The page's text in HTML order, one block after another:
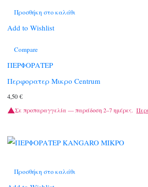
Προσθήκη στο καλάθι
Add to Wishlist
Compare
ΠΕΡΦΟΡΑΤΕΡ
Περφορατερ Μικρο Centrum
4,50 €
Σε προπαραγγελία — παράδοση 2–7 ημέρες.
Προσθήκη στο καλάθι